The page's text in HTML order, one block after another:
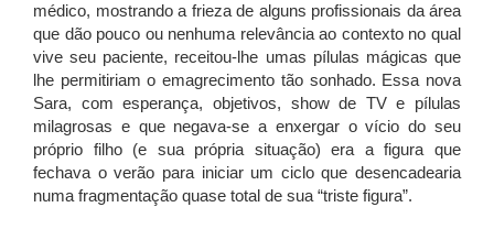
médico, mostrando a frieza de alguns profissionais da área
que dão pouco ou nenhuma relevância ao contexto no qual
vive seu paciente, receitou-lhe umas pílulas mágicas que
lhe permitiriam o emagrecimento tão sonhado. Essa nova
Sara, com esperança, objetivos, show de TV e pílulas
milagrosas e que negava-se a enxergar o vício do seu
próprio filho (e sua própria situação) era a figura que
fechava o verão para iniciar um ciclo que desencadearia
numa fragmentação quase total de sua “triste figura”.